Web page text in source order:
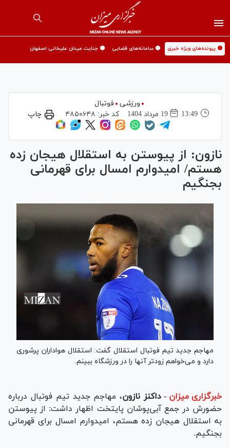
🟡 پرونده‌های ویژه خبری 🟡 سامانه‌های قضایی 🟡 جنایت میدان علیخانی اصفهان
ورزشی
فوتبال
13:49
19 مرداد 1404 کد خبر: ۴۸۵۰۶۴۸ چاپ
نازون: از پیوستن به استقلال هیجان زده
هستم/ امیدوارم امسال برای قهرمانی
بجنگیم
مهاجم جدید تیم فوتبال استقلال گفت: استقلال هواداران پرشوری
دارد و می‌خواهم زودتر آنها را در ورزشگاه ببینم.
خبرگزاری میزان - داکنز نازون، مهاجم جدید تیم فوتبال درباره
حضورش در جمع آبی‌پوشان پایتخت اظهار داشت: از پیوستن
به استقلال هیجان زده هستم، امیدوارم امسال برای قهرمانی
بجنگیم.